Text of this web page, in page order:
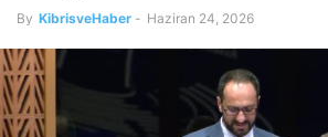
By KibrisveHaber - Haziran 24, 2026